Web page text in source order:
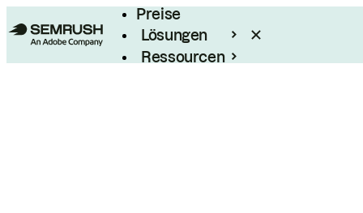
Preise
Lösungen
Ressourcen